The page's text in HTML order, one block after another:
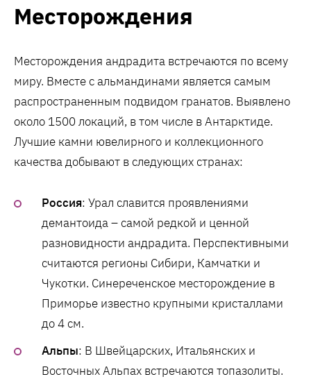
Месторождения
Месторождения андрадита встречаются по всему
миру. Вместе с альмандинами является самым
распространенным подвидом гранатов. Выявлено
около 1500 локаций, в том числе в Антарктиде.
Лучшие камни ювелирного и коллекционного
качества добывают в следующих странах:
Россия: Урал славится проявлениями
демантоида – самой редкой и ценной
разновидности андрадита. Перспективными
считаются регионы Сибири, Камчатки и
Чукотки. Синереченское месторождение в
Приморье известно крупными кристаллами
до 4 см.
Альпы: В Швейцарских, Итальянских и
Восточных Альпах встречаются топазолиты.